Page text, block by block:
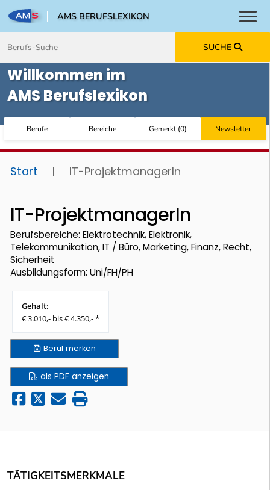
AMS BERUFSLEXIKON
SUCHE
Willkommen im
AMS Berufslexikon
Berufe Bereiche Gemerkt(0) Newsletter
Start | IT-ProjektmanagerIn
IT-ProjektmanagerIn
Berufsbereiche: Elektrotechnik, Elektronik,
Telekommunikation, IT / Büro, Marketing, Finanz, Recht,
Sicherheit
Ausbildungsform: Uni/FH/PH
Gehalt:
€ 3.010,- bis € 4.350,- *
Berufmerken
als PDF anzeigen
TÄTIGKEITSMERKMALE